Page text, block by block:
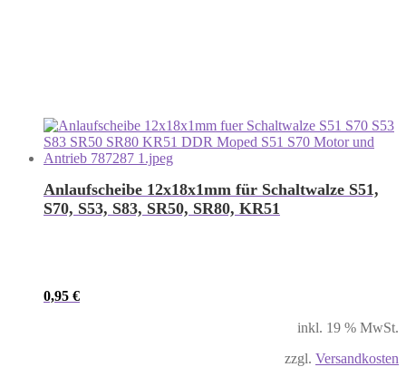
Anlaufscheibe 12x18x1mm für Schaltwalze S51,
S70, S53, S83, SR50, SR80, KR51
0,95 €
inkl. 19 % MwSt.
zzgl. Versandkosten